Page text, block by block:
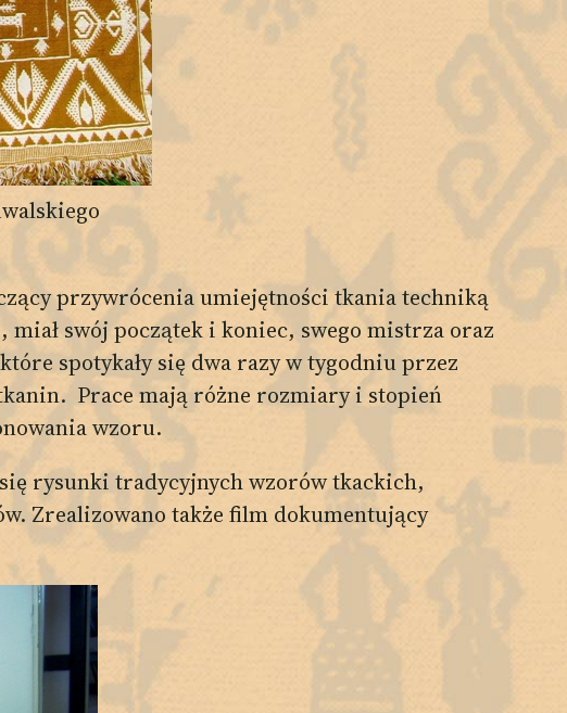
przywrócenia umiejętności tkania techniką
swój początek i koniec, swego mistrza oraz
spotykały się dwa razy w tygodniu przez
Prace mają różne rozmiary i stopień
wzoru.
rysunki tradycyjnych wzorów tkackich,
Zrealizowano także film dokumentujący